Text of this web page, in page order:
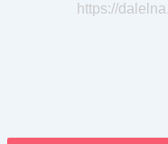
https://